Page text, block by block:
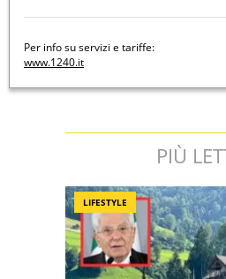
Per info su servizi e tariffe:
www.1240.it
PIÙ
LIFESTYLE